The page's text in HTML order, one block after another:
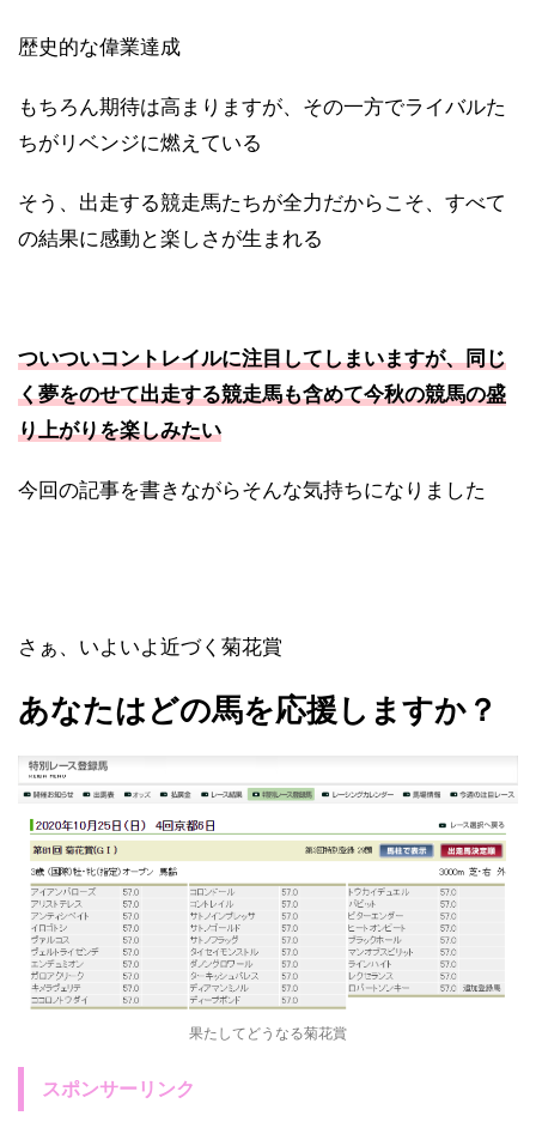
歴史的な偉業達成
もちろん期待は高まりますが、その一方でライバルた
ちがリベンジに燃えている
そう、出走する競走馬たちが全力だからこそ、すべて
の結果に感動と楽しさが生まれる
ついついコントレイルに注目してしまいますが、同じ
く夢をのせて出走する競走馬も含めて今秋の競馬の盛
り上がりを楽しみたい
今回の記事を書きながらそんな気持ちになりました
さぁ、いよいよ近づく菊花賞
あなたはどの馬を応援しますか？
果たしてどうなる菊花賞
スポンサーリンク